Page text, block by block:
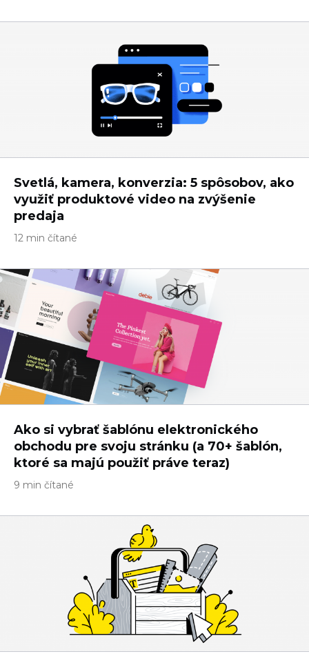
Svetlá, kamera, konverzia: 5 spôsobov, ako
využiť produktové video na zvýšenie
predaja
12 min čítané
Ako si vybrať šablónu elektronického
obchodu pre svoju stránku (a 70+ šablón,
ktoré sa majú použiť práve teraz)
9 min čítané